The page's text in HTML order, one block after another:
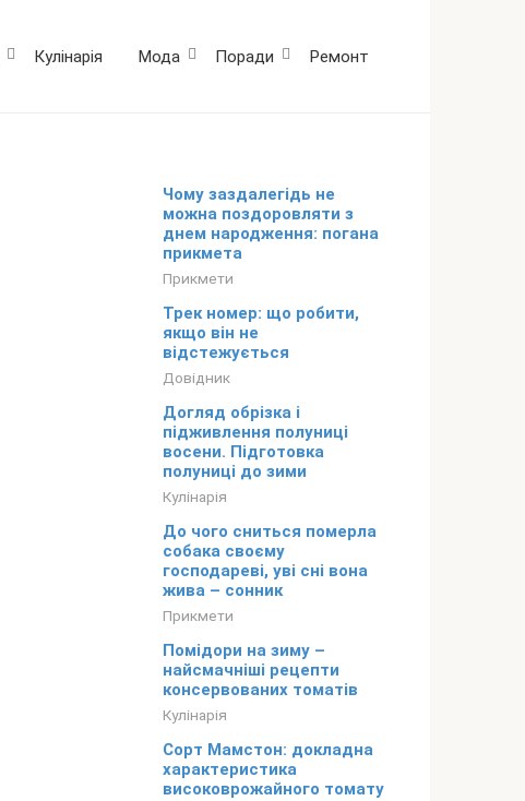
Кулінарія Мода Поради Ремонт
Чому заздалегідь не
можна поздоровляти з
днем народження: погана
прикмета
Прикмети
Трек номер: що робити,
якщо він не
відстежується
Довідник
Догляд обрізка і
підживлення полуниці
восени. Підготовка
полуниці до зими
Кулінарія
До чого сниться померла
собака своєму
господареві, уві сні вона
жива – сонник
Прикмети
Помідори на зиму –
найсмачніші рецепти
консервованих томатів
Кулінарія
Сорт Мамстон: докладна
характеристика
високоврожайного томату